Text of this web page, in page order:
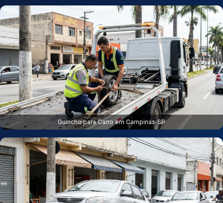
Guincho para Carro em Campinas‑SP